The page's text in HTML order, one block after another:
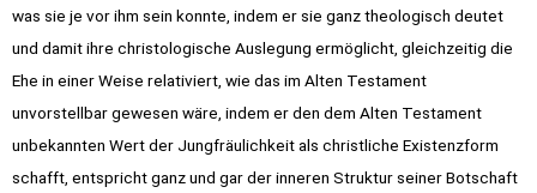
was sie je vor ihm sein konnte, indem er sie ganz theologisch deutet
und damit ihre christologische Auslegung ermöglicht, gleichzeitig die
Ehe in einer Weise relativiert, wie das im Alten Testament
unvorstellbar gewesen wäre, indem er den dem Alten Testament
unbekannten Wert der Jungfräulichkeit als christliche Existenzform
schafft, entspricht ganz und gar der inneren Struktur seiner Botschaft